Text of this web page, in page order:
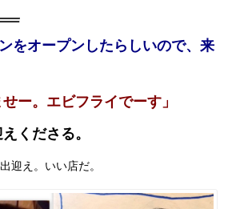
をオープンしたらしいので、来
ー。エビフライでーす」
くださる。
え。いい店だ。